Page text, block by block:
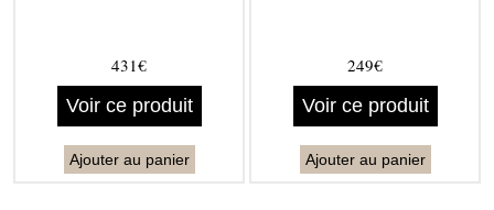
431€
Voir ce produit
Ajouter au panier
249€
Voir ce produit
Ajouter au panier